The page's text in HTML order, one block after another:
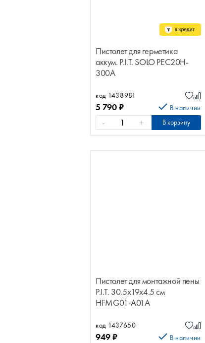
Пистолет для герметика
аккум. P.I.T. SOLO PEC20H-
300A
код 1438981
5 790₽ В наличии
- + В корзину
Пистолет для монтажной пены
P.I.T. 30.5x19x4.5 см
HFMG01-A01A
код 1437650
949₽ В наличии